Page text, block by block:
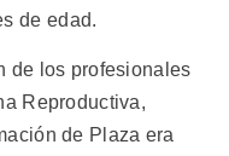
de edad.
de los profesionales
Reproductiva,
de Plaza era